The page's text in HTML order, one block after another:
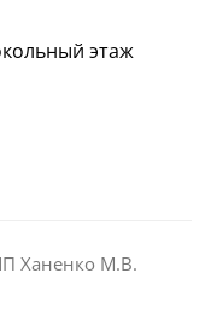
этаж
Ханенко М.В.